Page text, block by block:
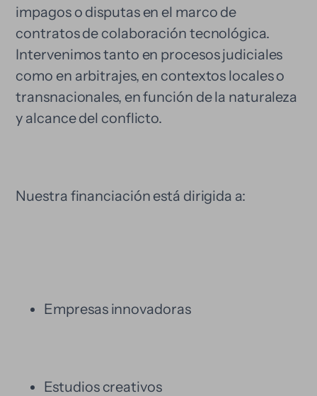
impagos o disputas en el marco de
contratos de colaboración tecnológica.
Intervenimos tanto en procesos judiciales
como en arbitrajes, en contextos locales o
transnacionales, en función de la naturaleza
y alcance del conflicto.
Nuestra financiación está dirigida a:
Empresas innovadoras
Estudios creativos